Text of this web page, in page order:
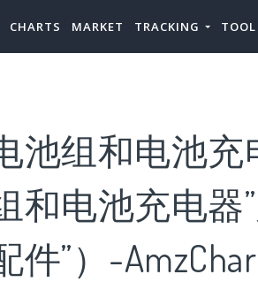
CHARTS MARKET TRACKING
池组和电池
和电池充电器
件”）-